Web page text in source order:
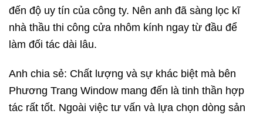
đến độ uy tín của công ty. Nên anh đã sàng lọc kĩ
nhà thầu thi công cửa nhôm kính ngay từ đầu để
làm đối tác dài lâu.
Anh chia sẻ: Chất lượng và sự khác biệt mà bên
Phương Trang Window mang đến là tinh thần hợp
tác rất tốt. Ngoài việc tư vấn và lựa chọn dòng sản